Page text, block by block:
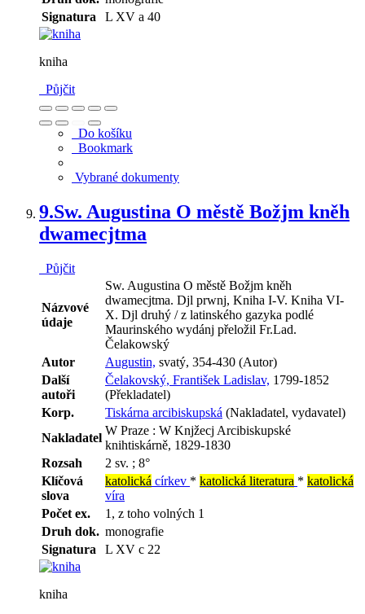
Signatura
L XV a 40
kniha
Půjčit
Do košíku
Bookmark
Vybrané dokumenty
9.Sw. Augustina O městě Božjm kněh
dwamecjtma
Půjčit
Názvové
údaje
Sw. Augustina O městě Božjm kněh
dwamecjtma. Djl prwnj, Kniha I-V. Kniha VI-
X. Djl druhý / z latinského gazyka podlé
Maurinského wydánj přeložil Fr.Lad.
Čelakowský
Autor
Augustin, svatý, 354-430 (Autor)
Další
autoři
Čelakovský, František Ladislav, 1799-1852
(Překladatel)
Korp.
Tiskárna arcibiskupská (Nakladatel, vydavatel)
Nakladatel
W Praze : W Knjžecj Arcibiskupské
knihtiskárně, 1829-1830
Rozsah
2 sv. ; 8°
Klíčová
slova
katolická církev * katolická literatura * katolická
víra
Počet ex.
1, z toho volných 1
Druh dok. monografie
Signatura
L XV c 22
kniha